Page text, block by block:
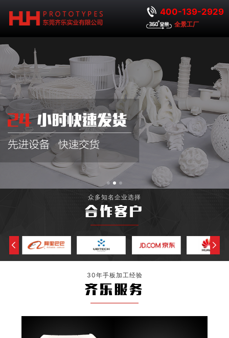
400-139-2929
全景工厂
众多知名企业选择
合作客户
30年手板加工经验
齐乐服务